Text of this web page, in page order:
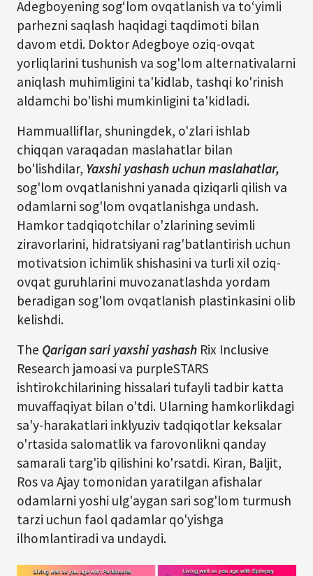
Adegboyening sog‘lom ovqatlanish va to‘yimli
parhezni saqlash haqidagi taqdimoti bilan
davom etdi. Doktor Adegboye oziq-ovqat
yorliqlarini tushunish va sog'lom alternativalarni
aniqlash muhimligini ta'kidlab, tashqi ko'rinish
aldamchi bo'lishi mumkinligini ta'kidladi.
Hammualliflar, shuningdek, o'zlari ishlab
chiqqan varaqadan maslahatlar bilan
bo'lishdilar, Yaxshi yashash uchun maslahatlar,
sog'lom ovqatlanishni yanada qiziqarli qilish va
odamlarni sog'lom ovqatlanishga undash.
Hamkor tadqiqotchilar o'zlarining sevimli
ziravorlarini, hidratsiyani rag'batlantirish uchun
motivatsion ichimlik shishasini va turli xil oziq-
ovqat guruhlarini muvozanatlashda yordam
beradigan sog'lom ovqatlanish plastinkasini olib
kelishdi.
The Qarigan sari yaxshi yashash Rix Inclusive
Research jamoasi va purpleSTARS
ishtirokchilarining hissalari tufayli tadbir katta
muvaffaqiyat bilan o'tdi. Ularning hamkorlikdagi
sa'y-harakatlari inklyuziv tadqiqotlar keksalar
o'rtasida salomatlik va farovonlikni qanday
samarali targ'ib qilishini ko'rsatdi. Kiran, Baljit,
Ros va Ajay tomonidan yaratilgan afishalar
odamlarni yoshi ulg'aygan sari sog'lom turmush
tarzi uchun faol qadamlar qo'yishga
ilhomlantiradi va undaydi.